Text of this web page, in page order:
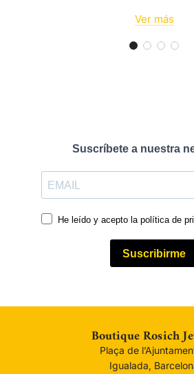
Ver más
Boutique Rosich
Plaça de
Igualada,